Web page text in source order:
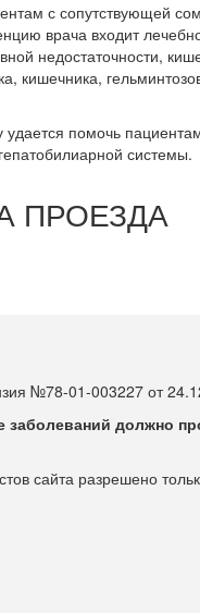
с сопутствующей
врача входит
недостаточности,
кишечника,
помочь
системы.
ПРОЕЗДА
№78-01-003227 от
должно
сайта разрешено